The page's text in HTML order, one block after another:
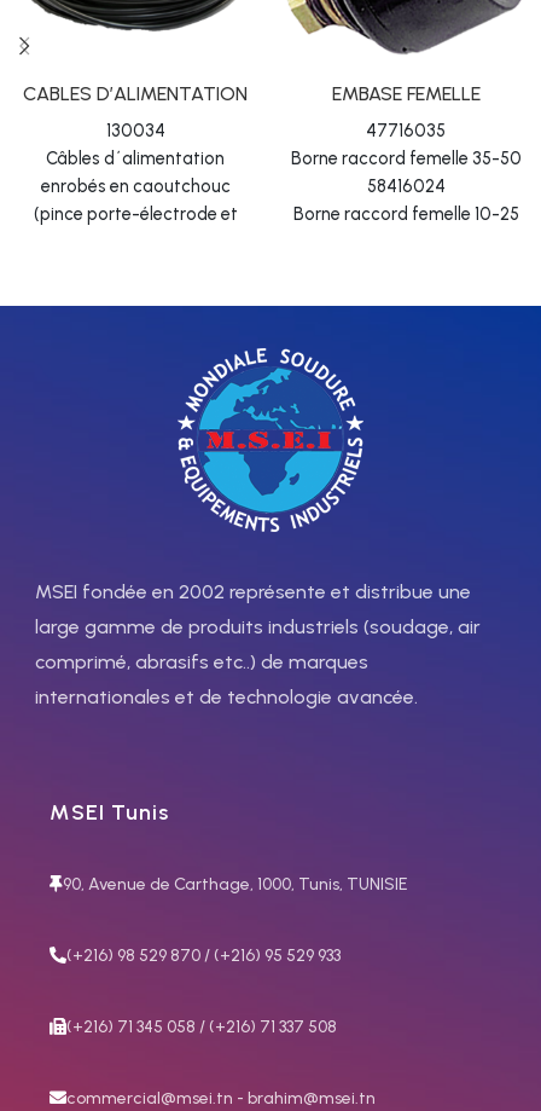
CABLES D’ALIMENTATION
130034
Câbles d´alimentation
enrobés en caoutchouc
(pince porte-électrode et
(pince porte-électrode et
prise de masse) 1 x 35 mm²
(jusqu´à 300 A)
Câbles d´alimentation
enrobés en caoutchouc
(jusqu´à 350 A)
130038
Câbles d´alimentation
enrobés en caoutchouc
EMBASE FEMELLE
47716035
Borne raccord femelle 35-50
58416024
Borne raccord femelle 10-25
MSEI fondée en 2002 représente et distribue une
large gamme de produits industriels (soudage, air
comprimé, abrasifs etc..) de marques
internationales et de technologie avancée.
MSEI Tunis
90, Avenue de Carthage, 1000, Tunis, TUNISIE
(+216) 98 529 870 / (+216) 95 529 933
(+216) 71 345 058 / (+216) 71 337 508
commercial@msei.tn - brahim@msei.tn